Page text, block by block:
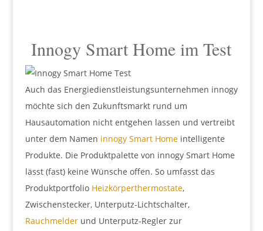
Innogy Smart Home im Test
Auch das Energiedienstleistungsunternehmen innogy
möchte sich den Zukunftsmarkt rund um
Hausautomation nicht entgehen lassen und vertreibt
unter dem Namen innogy Smart Homeintelligente
Produkte. Die Produktpalette von innogy Smart Home
lässt (fast) keine Wünsche offen. So umfasst das
Produktportfolio Heizkörperthermostate,
Zwischenstecker, Unterputz-Lichtschalter,
Rauchmelderund Unterputz-Regler zur